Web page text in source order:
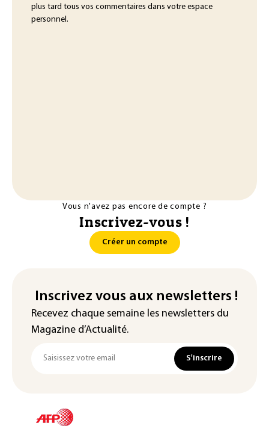
plus tard tous vos commentaires dans votre espace
personnel.
Vous n'avez pas encore de compte ?
Inscrivez-vous !
Créer un compte
Inscrivez vous aux newsletters !
Recevez chaque semaine les newsletters du
Magazine d’Actualité.
S'inscrire